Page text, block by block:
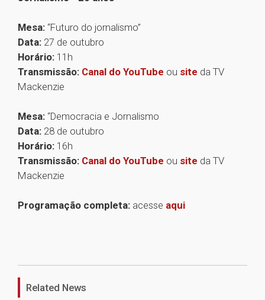
Mesa: “Futuro do jornalismo”
Data: 27 de outubro
Horário: 11h
Transmissão: Canal do YouTube ou site da TV
Mackenzie
Mesa: “Democracia e Jornalismo
Data: 28 de outubro
Horário: 16h
Transmissão: Canal do YouTube ou site da TV
Mackenzie
Programação completa: acesse aqui
Related News